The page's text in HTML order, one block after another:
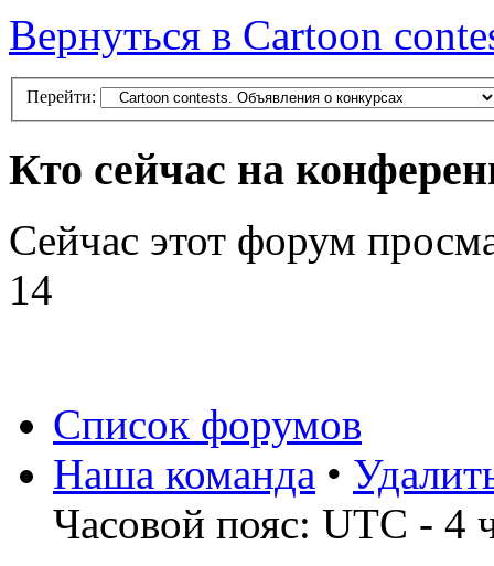
Вернуться в Cartoon
Перейти:
Кто сейчас на
Сейчас этот форум
14
Список форумов
Наша команда •
Часовой пояс: UTC - 4